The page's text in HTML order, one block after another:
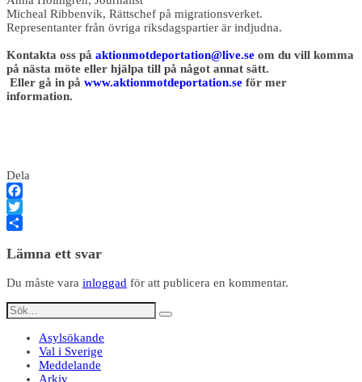
Micheal Ribbenvik, Rättschef på migrationsverket.
Representanter från övriga riksdagspartier är indjudna.
Kontakta oss på aktionmotdeportation@live.se om du vill komma
på nästa möte eller hjälpa till på något annat sätt.
Eller gå in på www.aktionmotdeportation.se för mer
information.
Dela
Facebook
Twitter
Lämna ett svar
Du måste vara inloggad för att publicera en kommentar.
Asylsökande
Val i Sverige
Meddelande
Arkiv